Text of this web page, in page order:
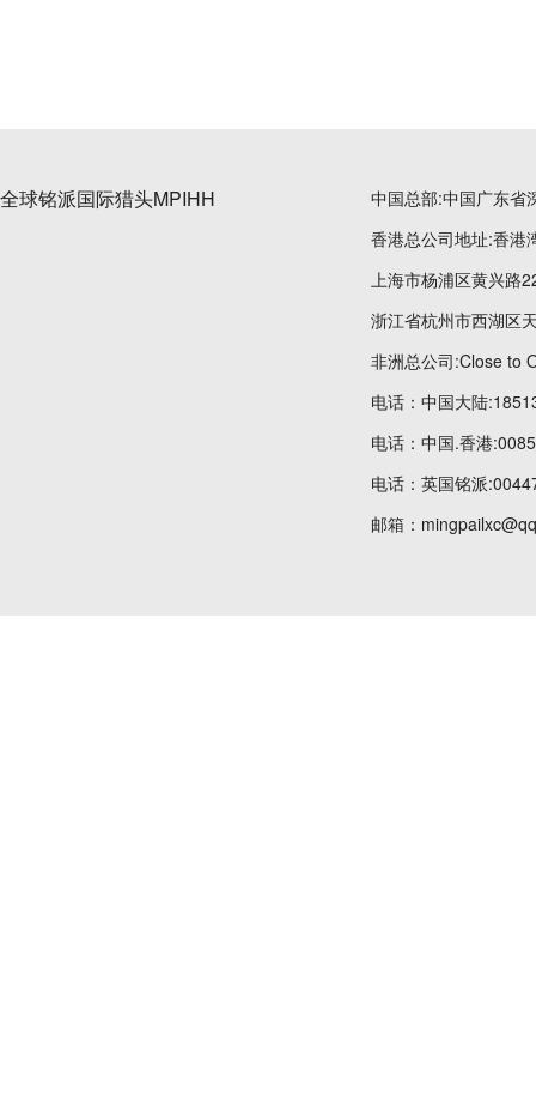
全球铭派国际猎头MPIHH
中国总部:中国广东省
香港总公司地址:香港
上海市杨浦区黄兴路
浙江省杭州市西湖区
非洲总公司:Close to
电话：中国大陆
电话：中国.香港
电话：英国铭派
邮箱：